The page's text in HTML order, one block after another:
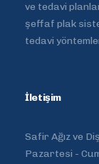
ve tedavi
şeffaf plak
tedavi
İletişim
Safir Ağız ve
Pazartesi -